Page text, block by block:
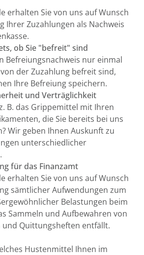
erhalten Sie von uns auf Wunsch
Ihrer Zuzahlungen als Nachweis
ob Sie "befreit" sind
Befreiungsnachweis nur einmal
der Zuzahlung befreit sind,
Ihre Befreiung speichern.
und Verträglichkeit
B. das Grippemittel mit Ihren
die Sie bereits bei uns
Wir geben Ihnen Auskunft zu
unterschiedlicher
für das Finanzamt
erhalten Sie von uns auf Wunsch
sämtlicher Aufwendungen zum
Belastungen beim
Sammeln und Aufbewahren von
und Quittungsheften entfällt.
Hustenmittel Ihnen im